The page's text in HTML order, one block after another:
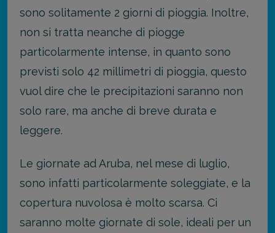
sono solitamente 2 giorni di pioggia. Inoltre,
non si tratta neanche di piogge
particolarmente intense, in quanto sono
previsti solo 42 millimetri di pioggia, questo
vuol dire che le precipitazioni saranno non
solo rare, ma anche di breve durata e
leggere.
Le giornate ad Aruba, nel mese di luglio,
sono infatti particolarmente soleggiate, e la
copertura nuvolosa è molto scarsa. Ci
saranno molte giornate di sole, ideali per un